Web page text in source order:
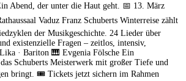
Abend, der unter die Haut geht. 📅 13. März
Vaduz Franz Schuberts Winterreise zählt
der Musikgeschichte. 24 Lieder über
existenzielle Fragen – zeitlos, intensiv,
· Bariton 🎹 Evgenia Fölsche Ein
Schuberts Meisterwerk mit großer Tiefe und
bringt. 🎟️ Tickets jetzt sichern im Rahmen